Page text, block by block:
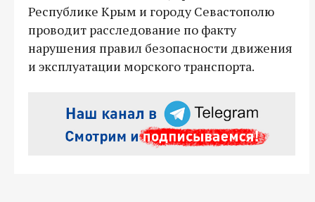
Республике Крым и городу Севастополю
проводит расследование по факту
нарушения правил безопасности движения
и эксплуатации морского транспорта.